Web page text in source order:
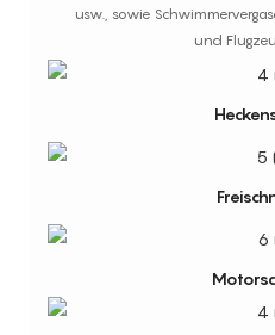
usw., sowie
und